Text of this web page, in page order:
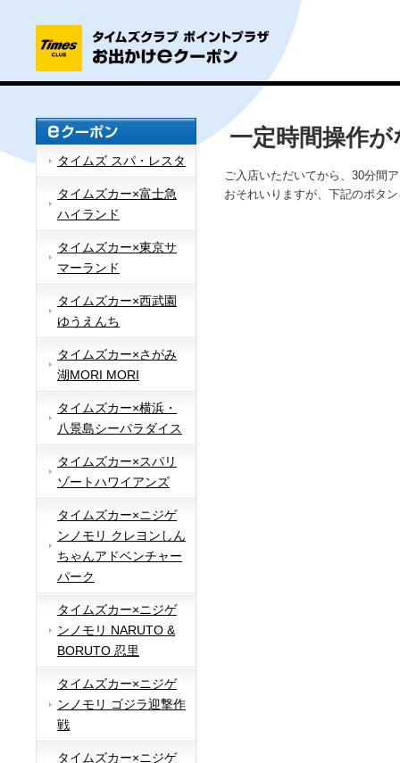
タイムズ スパ・レスタ
タイムズカー×富士急
ハイランド
タイムズカー×東京サ
マーランド
タイムズカー×西武園
ゆうえんち
タイムズカー×さがみ
湖MORI MORI
タイムズカー×横浜・
八景島シーパラダイス
タイムズカー×スパリ
ゾートハワイアンズ
タイムズカー×ニジゲ
ンノモリ クレヨンしん
ちゃんアドベンチャー
パーク
タイムズカー×ニジゲ
ンノモリ NARUTO &
BORUTO 忍里
タイムズカー×ニジゲ
ンノモリ ゴジラ迎撃作
戦
タイムズカー×ニジゲ
一定時間操作
ご入店いただいてから、30分間
おそれいりますが、下記のボタ